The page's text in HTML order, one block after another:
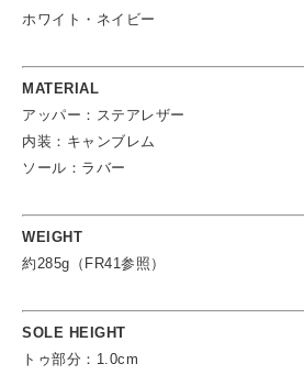
ホワイト・ネイビー
MATERIAL
アッパー：ステアレザー
内装：キャンブレム
ソール：ラバー
WEIGHT
約285g（FR41参照）
SOLE HEIGHT
トゥ部分：1.0cm